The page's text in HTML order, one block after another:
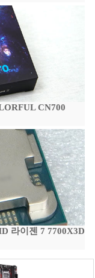
CN700
라이젠 7 7700X3D